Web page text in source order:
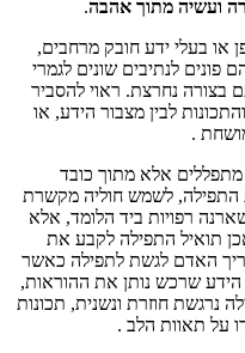
ועשיה מתוך אהבה.
או בעלי ידע חובק מרחבים,
פונים לנתיבים שונים לגמרי
בצורה נחרצת. ראוי להסביר
לבין מצבור הידע, או
.
אלא מתוך כובד
לשמש חוליה מקשרת
רפויות ביד הלומד, אלא
תואיל התפילה לקבע את
האדם לגשת לתפילה כאשר
הידע שרכש נותן את ההוראות,
נרגשת חוזרת ונשנית, תכונות
על תאוות הלב .